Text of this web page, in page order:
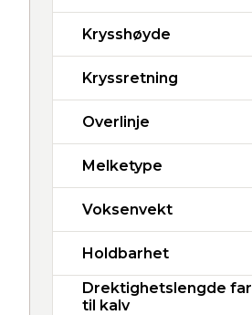
Krysshøyde
Kryssretning
Overlinje
Melketype
Voksenvekt
Holdbarhet
Drektighetslengde far
til kalv